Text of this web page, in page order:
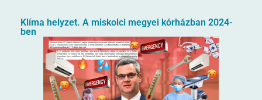
Klíma helyzet. A miskolci megyei kórházban 2024-
ben